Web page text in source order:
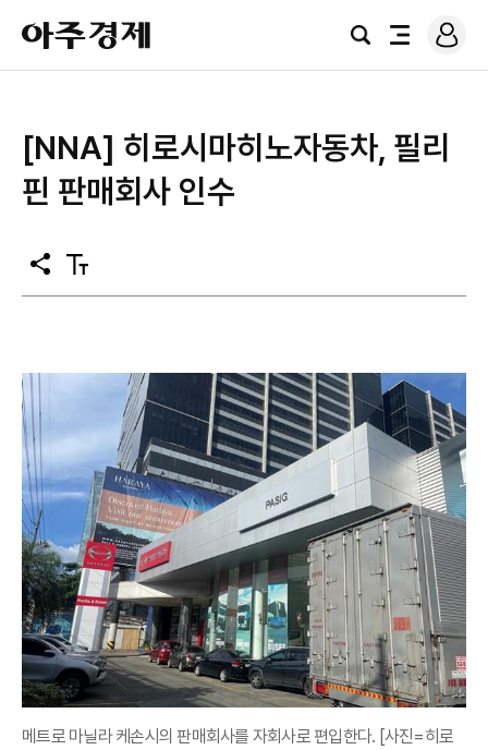
아
주
경
검
전
로
그
[NNA] 히로시마히노자동차, 필리
핀 판매회사 인수
공
유
텍
스
메트로 마닐라 케손시의 판매회사를 자회사로 편입한다. [사진=히로